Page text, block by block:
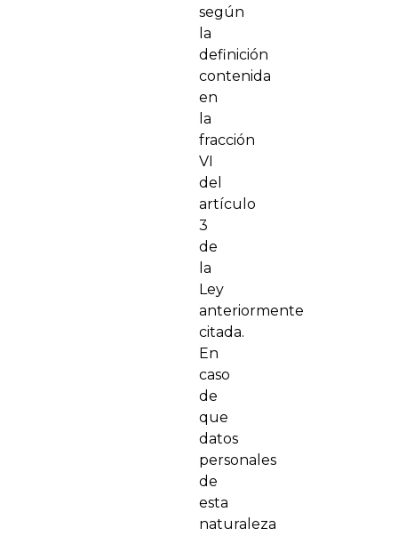
según
la
definición
contenida
en
la
fracción
VI
del
artículo
3
de
la
Ley
anteriormente
citada.
En
caso
de
que
datos
personales
de
esta
naturaleza